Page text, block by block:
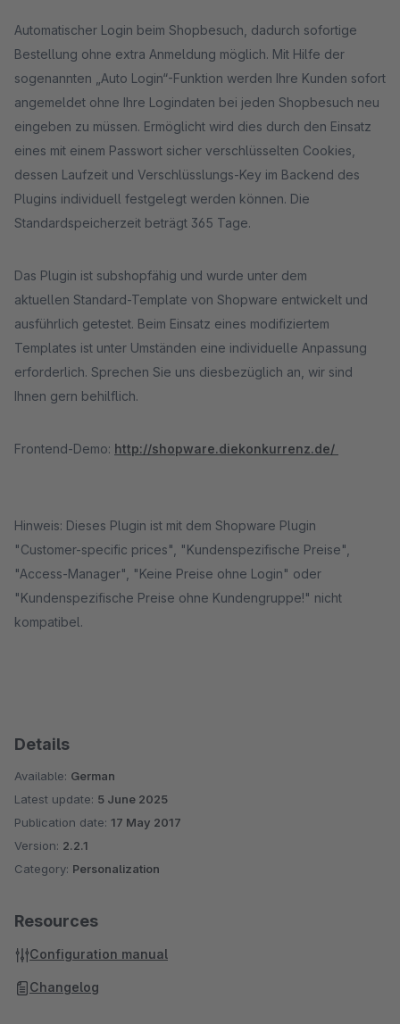
Automatischer Login beim Shopbesuch, dadurch sofortige
Bestellung ohne extra Anmeldung möglich. Mit Hilfe der
sogenannten „Auto Login“-Funktion werden Ihre Kunden sofort
angemeldet ohne Ihre Logindaten bei jeden Shopbesuch neu
eingeben zu müssen. Ermöglicht wird dies durch den Einsatz
eines mit einem Passwort sicher verschlüsselten Cookies,
dessen Laufzeit und Verschlüsslungs-Key im Backend des
Plugins individuell festgelegt werden können. Die
Standardspeicherzeit beträgt 365 Tage.
Das Plugin ist subshopfähig und wurde unter dem
aktuellen Standard-Template von Shopware entwickelt und
ausführlich getestet. Beim Einsatz eines modifiziertem
Templates ist unter Umständen eine individuelle Anpassung
erforderlich. Sprechen Sie uns diesbezüglich an, wir sind
Ihnen gern behilflich.
Frontend-Demo: http://shopware.diekonkurrenz.de/
Hinweis: Dieses Plugin ist mit dem Shopware Plugin
"Customer-specific prices", "Kundenspezifische Preise",
"Access-Manager", "Keine Preise ohne Login" oder
"Kundenspezifische Preise ohne Kundengruppe!" nicht
kompatibel.
Details
Available: German
Latest update: 5 June 2025
Publication date: 17 May 2017
Version: 2.2.1
Category: Personalization
Resources
Configuration manual
Changelog